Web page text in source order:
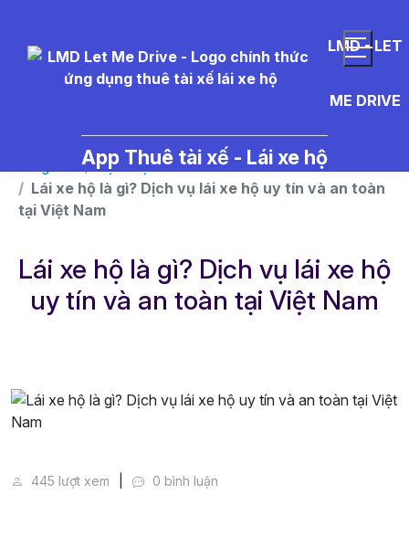
LMD - LET
ME DRIVE
App Thuê tài xế - Lái xe hộ
Trang chủ
Dịch vụ
Lái xe hộ là gì? Dịch vụ lái xe hộ uy tín và an toàn
tại Việt Nam
Lái xe hộ là gì? Dịch vụ lái xe hộ
uy tín và an toàn tại Việt Nam
445 lượt xem 0 bình luận